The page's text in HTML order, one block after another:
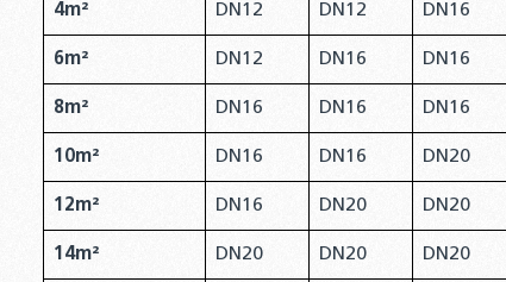
4m² DN12 DN12 DN16
6m² DN12 DN16 DN16
8m² DN16 DN16 DN16
10m² DN16 DN16 DN20
12m² DN16 DN20 DN20
14m² DN20 DN20 DN20